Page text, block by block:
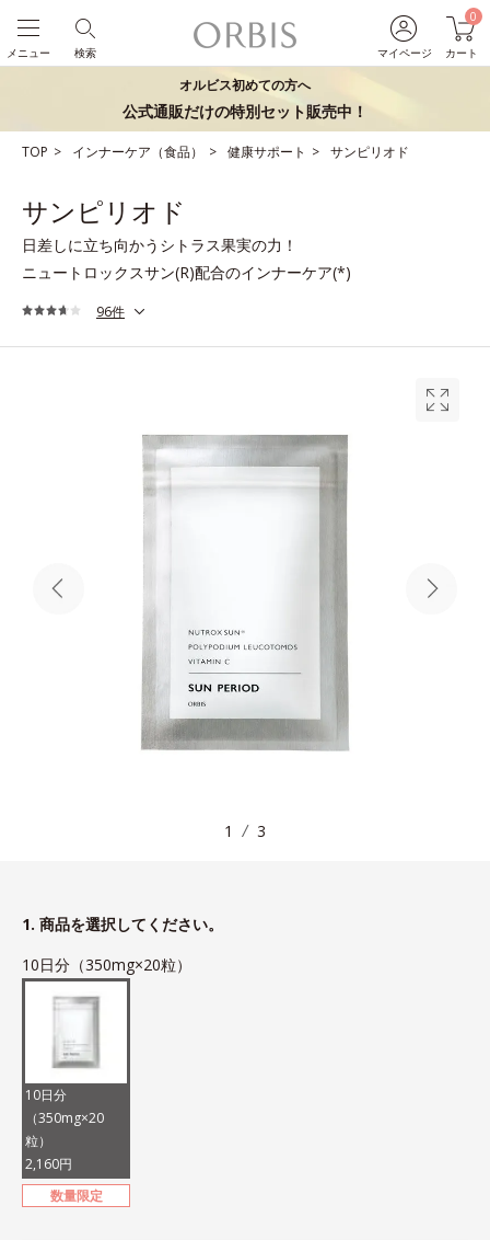
マイページ
0
カート
検索
メニュー
オルビス初めての方へ
公式通販だけの特別セット販売中！
TOP インナーケア（食品） 健康サポート サンピリオド
サンピリオド
日差しに立ち向かうシトラス果実の力！
ニュートロックスサン(R)配合のインナーケア(*)
96件
1 3
1. 商品を選択してください。
10日分（350mg×20粒）
10日分
（350mg×20
粒）
2,160円
数量限定